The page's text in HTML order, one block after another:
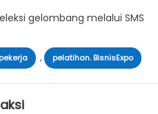
gelombang melalui SMS
pekerja , pelatihan. BisnisExpo